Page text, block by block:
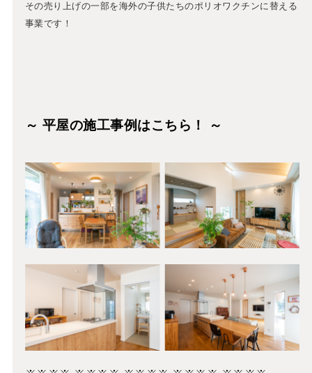
その売り上げの一部を海外の子供たちのポリオワクチンに替える
事業です！
～ 平屋の施工事例はこちら！ ～